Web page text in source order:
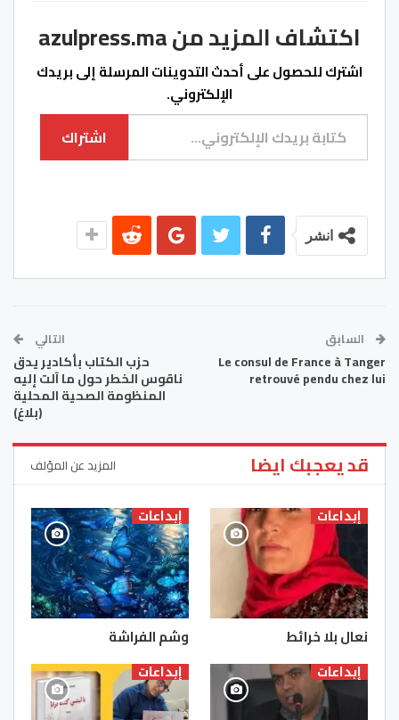
اكتشاف المزيد من azulpress.ma
اشترك للحصول على أحدث التدوينات المرسلة إلى بريدك
الإلكتروني.
كتابة بريدك الإلكتروني...
اشتراك
انشر
السابق
Le consul de France à Tanger
retrouvé pendu chez lui
التالي
حزب الكتاب بأكادير يدق
ناقوس الخطر حول ما آلت إليه
المنظومة الصحية المحلية
(بلاغ)
قد يعجبك ايضا المزيد عن المؤلف
إبداعات
نعال بلا خرائط
إبداعات
وشم الفراشة
إبداعات إبداعات